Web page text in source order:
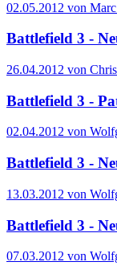
02.05.2012 von
Battlefield 3 -
26.04.2012 von
Battlefield 3 -
02.04.2012 von
Battlefield 3 -
13.03.2012 von
Battlefield 3 -
07.03.2012 von